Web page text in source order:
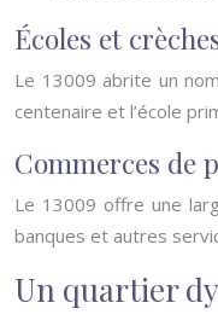
Écoles et
Le 13009 abrite un
centenaire et l’école
Commerces de
Le 13009 offre une
banques et autres
Un quartier